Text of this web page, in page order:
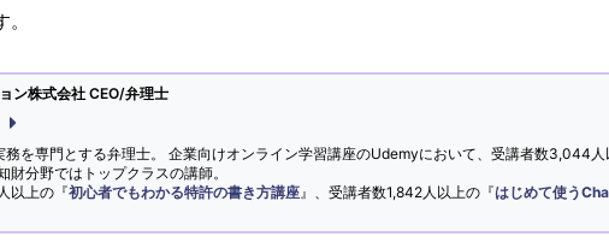
ン株式会社 CEO/弁理士
務を専門とする弁理士。 企業向けオンライン学習講座のUdemyにおいて、受講者数3,044人
財分野ではトップクラスの講師。
以上の『初心者でもわかる特許の書き方講座 』、受講者数1,842人以上の『はじめて使う